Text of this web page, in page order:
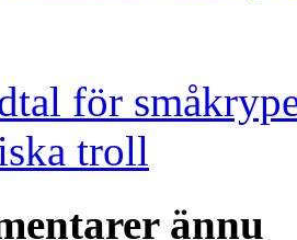
för
troll
ännu